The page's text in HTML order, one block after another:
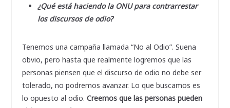
¿Qué está haciendo la ONU para contrarrestar
los discursos de odio?
Tenemos una campaña llamada “No al Odio”. Suena
obvio, pero hasta que realmente logremos que las
personas piensen que el discurso de odio no debe ser
tolerado, no podremos avanzar. Lo que buscamos es
lo opuesto al odio. Creemos que las personas pueden